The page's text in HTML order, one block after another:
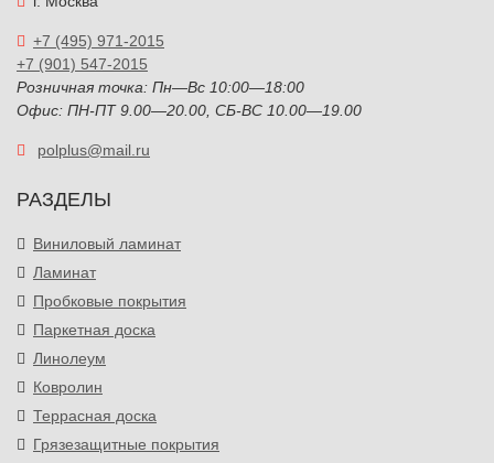
+7 (495) 971-2015
+7 (901) 547-2015
Розничная точка: Пн—Вс 10:00—18:00
Офис: ПН-ПТ 9.00—20.00, СБ-ВС 10.00—19.00
polplus@mail.ru
РАЗДЕЛЫ
Виниловый ламинат
Ламинат
Пробковые покрытия
Паркетная доска
Линолеум
Ковролин
Террасная доска
Грязезащитные покрытия